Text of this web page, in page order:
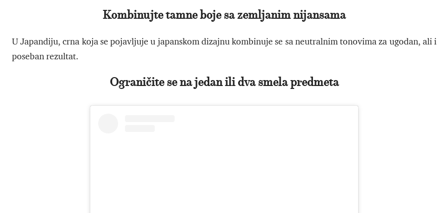
Kombinujte tamne boje sa zemljanim nijansama
U Japandiju, crna koja se pojavljuje u japanskom dizajnu kombinuje se sa neutralnim tonovima za ugodan, ali i
poseban rezultat.
Ograničite se na jedan ili dva smela predmeta